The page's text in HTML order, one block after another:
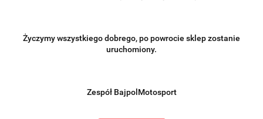
Życzymy wszystkiego dobrego, po powrocie sklep zostanie
uruchomiony.
Zespół BajpolMotosport